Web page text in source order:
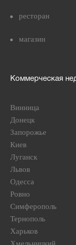
ресторан
магазин
Коммерческая
Винница
Донецк
Запорожье
Киев
Луганск
Львов
Одесса
Ровно
Симферополь
Тернополь
Харьков